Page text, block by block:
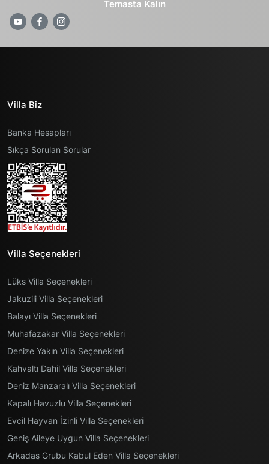
Özel Bahçeli
İnternet Bağlantısı
Veranda
Jakuzi
Otopark / Park Yeri
Ütü / Ütü Masası
Amerikan Mutfak
Bulaşık Makinası
Buzdolabı
Ankastre Fırın
Mikrodalga Fırın
Ankastre 4'lü Ocak
Su Isıtıcısı
Tencere ve Tava Takımı
Yemek Takımı
Kaşık Çatal Bıçak Takımı
Bardak Takımı
Oturma Grubu
Klima
Sehpa
Uydu Alıcı
Havuz Terasına Çıkış
Havuz Bahçe Bilgileri
Özel Yüzme Havuzu
Temasta Kalın
Villa Biz
Banka Hesapları
Sıkça Sorulan Sorular
Villa Seçenekleri
Lüks Villa Seçenekleri
Jakuzili Villa Seçenekleri
Balayı Villa Seçenekleri
Muhafazakar Villa Seçenekleri
Denize Yakın Villa Seçenekleri
Kahvaltı Dahil Villa Seçenekleri
Deniz Manzaralı Villa Seçenekleri
Kapalı Havuzlu Villa Seçenekleri
Evcil Hayvan İzinli Villa Seçenekleri
Geniş Aileye Uygun Villa Seçenekleri
Arkadaş Grubu Kabul Eden Villa Seçenekleri